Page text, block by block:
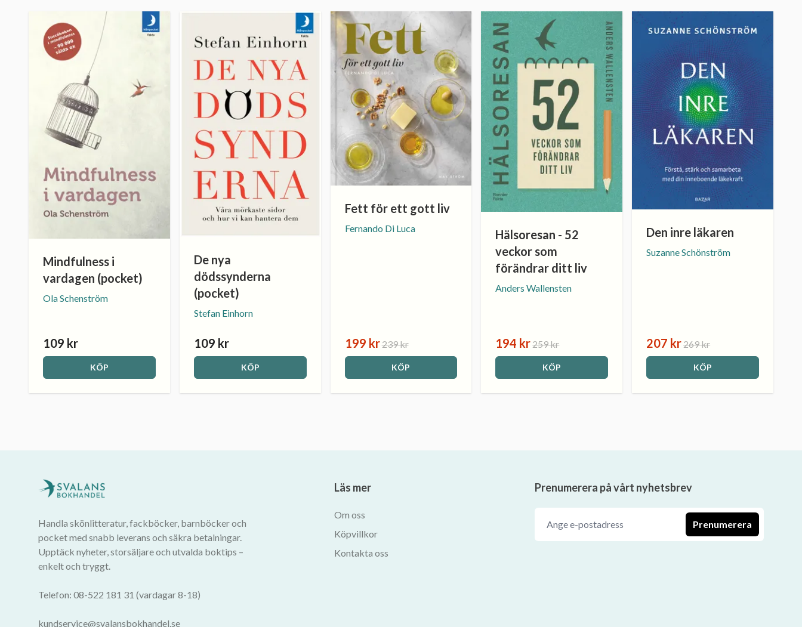
Mindfulness i
vardagen (pocket)
Ola Schenström
109 kr
KÖP
De nya
dödssynderna
(pocket)
Stefan Einhorn
109 kr
KÖP
Fett för ett gott liv
Fernando Di Luca
199 kr239 kr
KÖP
Hälsoresan - 52
veckor som
förändrar ditt liv
Anders Wallensten
194 kr259 kr
KÖP
Den inre läkaren
Suzanne Schönström
207 kr269 kr
KÖP
Handla skönlitteratur, fackböcker, barnböcker och
pocket med snabb leverans och säkra betalningar.
Upptäck nyheter, storsäljare och utvalda boktips –
enkelt och tryggt.
Telefon: 08-522 181 31 (vardagar 8-18)
kundservice@svalansbokhandel.se
Läs mer
Om oss
Köpvillkor
Kontakta oss
Prenumerera på vårt nyhetsbrev
Prenumerera